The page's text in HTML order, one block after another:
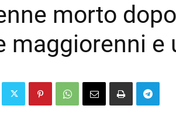
morto
maggiorenni e